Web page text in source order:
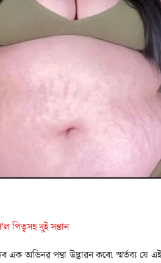
পিতৃসহ দুই সন্তান
এক অভিনৱ পন্থা উদ্ভাৱন কৰে৷ স্মৰ্তব্য